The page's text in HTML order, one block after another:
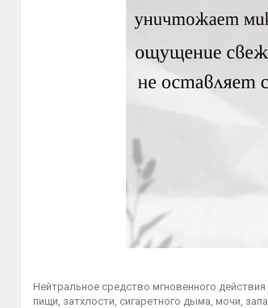
Нейтральное средство мгновенного
пищи, затхлости, сигаретного дыма, мочи,